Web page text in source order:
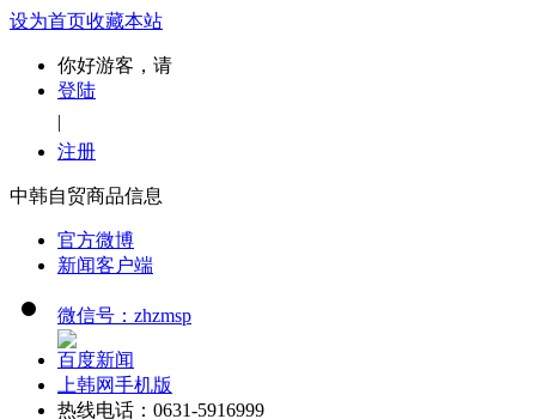
设为首页收藏本站
你好游客，请
登陆
|
注册
中韩自贸商品信息
官方微博
新闻客户端
微信号：zhzmsp
百度新闻
上韩网手机版
热线电话：0631-5916999